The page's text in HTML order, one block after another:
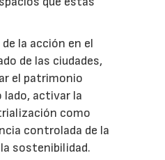
la acción en el
de las ciudades,
el patrimonio
activar la
como
controlada de la
sostenibilidad.